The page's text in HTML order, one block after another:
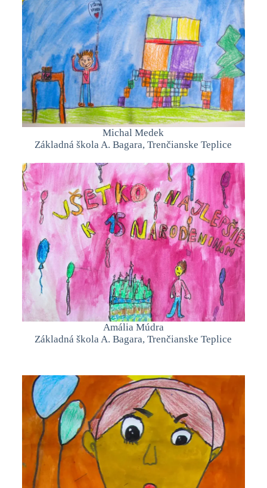
Michal Medek
Základná škola A. Bagara, Trenčianske Teplice
Amália Múdra
Základná škola A. Bagara, Trenčianske Teplice